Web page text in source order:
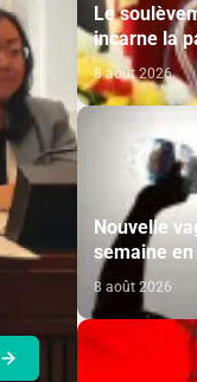
Le
incarne la
et le
destin (M.
8 août 2026
Nouvelle
semaine
8 août 2026